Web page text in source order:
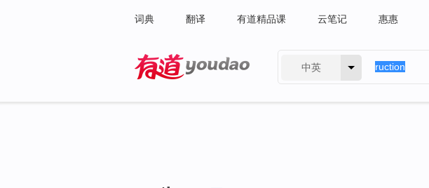
词典 翻译 有道精品课 云笔记 惠惠
中英